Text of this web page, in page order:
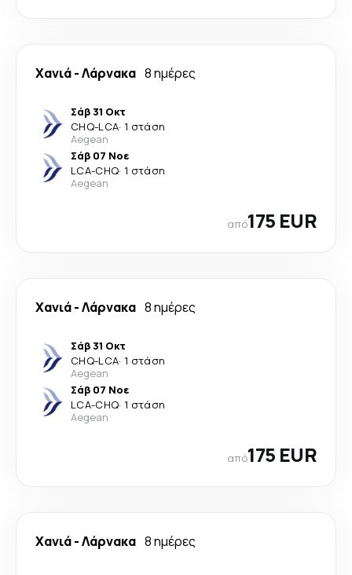
Χανιά-Λάρνακα 8 ημέρες
Σάβ 31 Οκτ
CHQ-LCA· 1 στάση
Aegean
Σάβ 07 Νοε
LCA-CHQ· 1 στάση
Aegean
από175 EUR
Χανιά-Λάρνακα 8 ημέρες
Σάβ 31 Οκτ
CHQ-LCA· 1 στάση
Aegean
Σάβ 07 Νοε
LCA-CHQ· 1 στάση
Aegean
από175 EUR
Χανιά-Λάρνακα 8 ημέρες